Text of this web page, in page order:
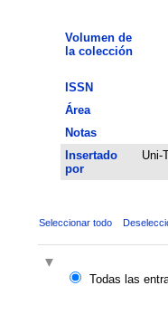
Volumen de
la colección
ISSN
Área
Notas
Insertado
por
Uni-
Seleccionar todo
Todas las